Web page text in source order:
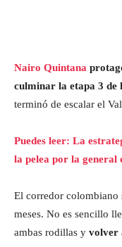
Nairo Quintana
culminar la etapa 3 de
terminó de escalar el
Puedes leer: La
la pelea por la general
El corredor colombiano
meses. No es sencillo
ambas rodillas y volver